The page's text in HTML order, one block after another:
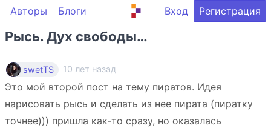
Авторы Блоги Вход Регистрация
Рысь. Дух свободы…
swetTS 10 лет назад
Это мой второй пост на тему пиратов. Идея
нарисовать рысь и сделать из нее пирата (пиратку
точнее))) пришла как-то сразу, но оказалась